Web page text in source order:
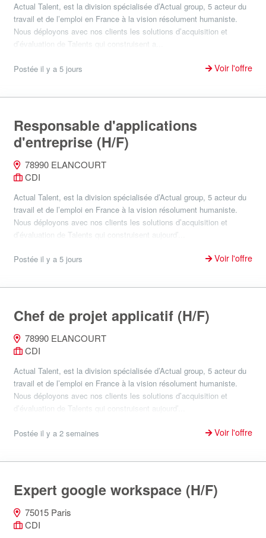
Actual Talent, est la division spécialisée d’Actual group, 5 acteur du
travail et de l’emploi en France à la vision résolument humaniste.
Nous déployons avec nos clients les solutions d’acquisition et
d’évaluation de Talents qui construisent a...
Postée il y a 5 jours Voir l'offre
Responsable d'applications
d'entreprise (H/F)
78990 ELANCOURT
CDI
Actual Talent, est la division spécialisée d’Actual group, 5 acteur du
travail et de l’emploi en France à la vision résolument humaniste.
Nous déployons avec nos clients les solutions d’acquisition et
d’évaluation de Talents qui construisent aujourd’...
Postée il y a 5 jours Voir l'offre
Chef de projet applicatif (H/F)
78990 ELANCOURT
CDI
Actual Talent, est la division spécialisée d’Actual group, 5 acteur du
travail et de l’emploi en France à la vision résolument humaniste.
Nous déployons avec nos clients les solutions d’acquisition et
d’évaluation de Talents qui construisent aujourd’...
Postée il y a 2 semaines Voir l'offre
Expert google workspace (H/F)
75015 Paris
CDI